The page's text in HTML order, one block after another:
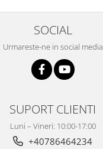
SOCIAL
Urmareste-ne in social media
SUPORT CLIENTI
Luni – Vineri: 10:00-17:00
+40786464234